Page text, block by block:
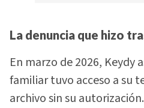
La denuncia que hizo
En marzo de 2026, Keydy
familiar tuvo acceso a su
archivo sin su autorización.